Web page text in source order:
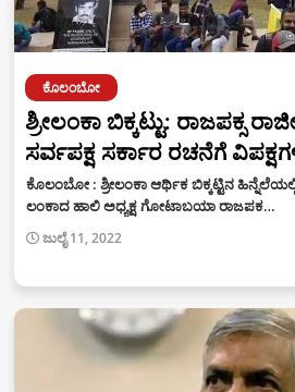
ಕೊಲಂಬೋ
ಶ್ರೀಲಂಕಾ ಬಿಕ್ಕಟ್ಟು: ರಾಜಪಕ್ಸ
ಸರ್ವಪಕ್ಷ ಸರ್ಕಾರ ರಚನೆಗೆ
ಕೊಲಂಬೋ : ಶ್ರೀಲಂಕಾ ಆರ್ಥಿಕ ಬಿಕ್ಕಟ್ಟಿನ
ಲಂಕಾದ ಹಾಲಿ ಅಧ್ಯಕ್ಷ ಗೋಟಾಬಯಾ ರಾಜಪಕ…
ಜುಲೈ 11, 2022